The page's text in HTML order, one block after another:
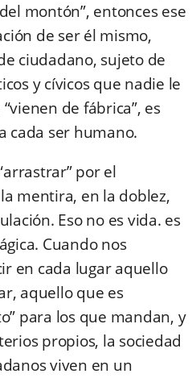
montón”, entonces ese
de ser él mismo,
ciudadano, sujeto de
y cívicos que nadie le
de fábrica”, es
cada ser humano.
por el
mentira, en la doblez,
Eso no es vida. es
Cuando nos
en cada lugar aquello
aquello que es
para los que mandan, y
propios, la sociedad
viven en un